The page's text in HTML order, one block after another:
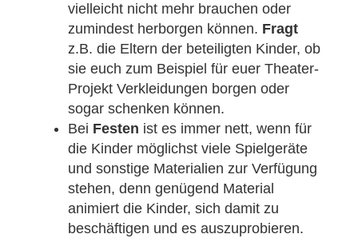
vielleicht nicht mehr brauchen oder
zumindest herborgen können. Fragt
z.B. die Eltern der beteiligten Kinder, ob
sie euch zum Beispiel für euer Theater-
Projekt Verkleidungen borgen oder
sogar schenken können.
Bei Festen ist es immer nett, wenn für
die Kinder möglichst viele Spielgeräte
und sonstige Materialien zur Verfügung
stehen, denn genügend Material
animiert die Kinder, sich damit zu
beschäftigen und es auszuprobieren.